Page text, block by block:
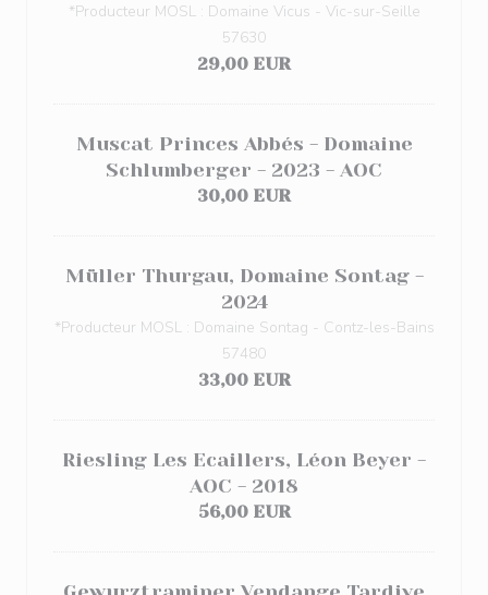
*Producteur MOSL : Domaine Vicus - Vic-sur-Seille
57630
29,00 EUR
Muscat Princes Abbés - Domaine
Schlumberger - 2023 - AOC
30,00 EUR
Müller Thurgau, Domaine Sontag -
2024
*Producteur MOSL : Domaine Sontag - Contz-les-Bains
57480
33,00 EUR
Riesling Les Ecaillers, Léon Beyer -
AOC - 2018
56,00 EUR